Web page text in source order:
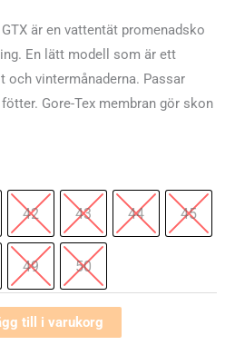
är en vattentät promenadsko
En lätt modell som är ett
vintermånaderna. Passar
Gore-Tex membran gör skon
42 43 44 45
49 50
till i varukorg